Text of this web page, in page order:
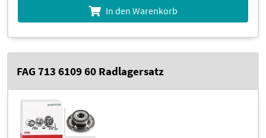
In den Warenkorb
FAG 713 6109 60 Radlagersatz